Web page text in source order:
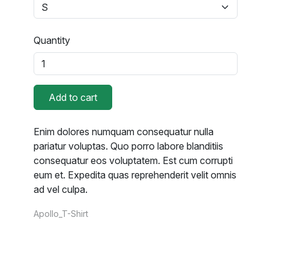
Quantity
Add to cart
Enim dolores numquam consequatur nulla
pariatur voluptas. Quo porro labore blanditiis
consequatur eos voluptatem. Est cum corrupti
eum et. Expedita quas reprehenderit velit omnis
ad vel culpa.
Apollo_T-Shirt